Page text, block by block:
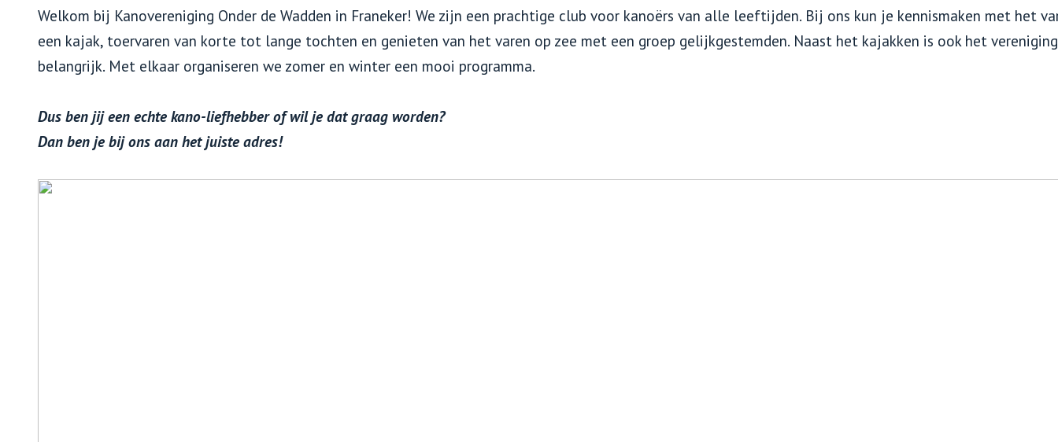
Welkom bij Kanovereniging Onder de Wadden in Franeker! We zijn een prachtige club voor kanoërs van alle leeftijden. Bij ons kun je kennismaken met het
een kajak, toervaren van korte tot lange tochten en genieten van het varen op zee met een groep gelijkgestemden. Naast het kajakken is ook het
belangrijk. Met elkaar organiseren we zomer en winter een mooi programma.
Dus ben jij een echte kano-liefhebber of wil je dat graag worden?
Dan ben je bij ons aan het juiste adres!